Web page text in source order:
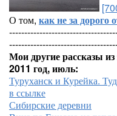
О том, как не за дорого
Мои другие рассказы
2011 год, июль:
Туруханск и Курейка.
в ссылке
Сибирские деревни